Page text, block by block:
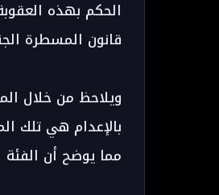
قانون المسطرة
ويلاحظ من خلال
مما يوضح أن الفئة